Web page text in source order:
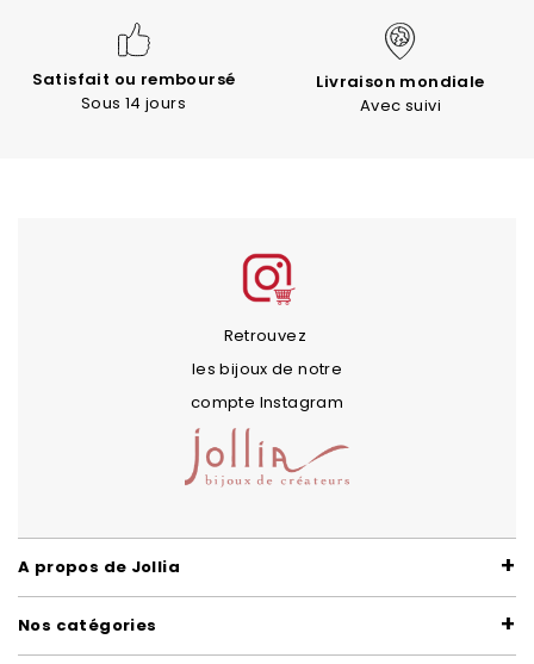
Satisfait ou remboursé
Sous 14 jours
Livraison mondiale
Avec suivi
Retrouvez
les bijoux de notre
compte Instagram
A propos de Jollia
Nos catégories